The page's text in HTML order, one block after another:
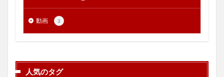
動画 3
人気のタグ